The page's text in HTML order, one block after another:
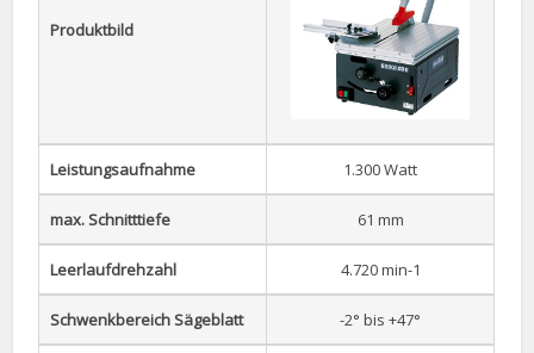
Produktbild
Leistungsaufnahme 1.300 Watt
max. Schnitttiefe 61 mm
Leerlaufdrehzahl 4.720 min-1
Schwenkbereich Sägeblatt -2° bis +47°